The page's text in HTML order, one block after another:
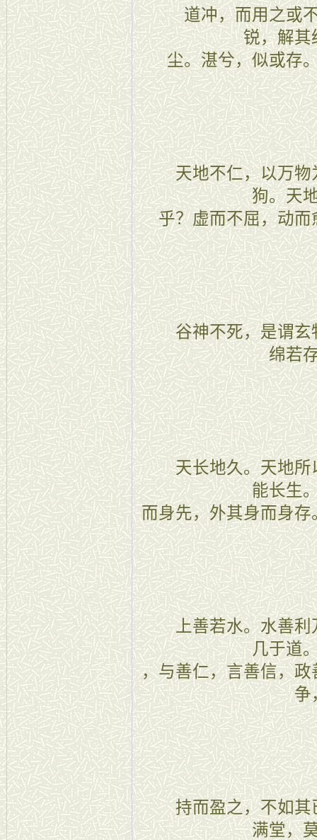
道冲，而用之或不
锐，解其
尘。湛兮，似或存
五章
天地不仁，以万物为
狗。天
乎？虚而不屈，动
六章
谷神不死，是谓玄牝
绵若
七章
天长地久。天地所以
能长生
而身先，外其身而身
八章
上善若水。水善利万
几于道
，与善仁，言善信，
争
九章
持而盈之，不如其已
满堂，